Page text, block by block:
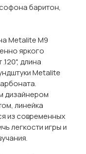
баритон,
Metalite М9
яркого
длина
Metalite
дизайнером
линейка
из современных
легкости игры и